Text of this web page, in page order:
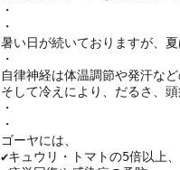
・
・
暑い日が続いておりますが、
・
自律神経は体温調節や発汗な
そして冷えにより、だるさ、
・
・
ゴーヤには、
✔︎キュウリ・トマトの5倍以上